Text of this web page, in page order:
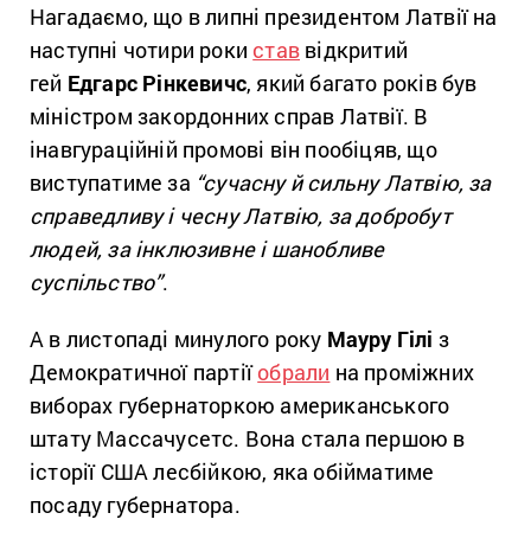
Нагадаємо, що в липні президентом Латвії на
наступні чотири роки став відкритий
гей Едгарс Рінкевичс, який багато років був
міністром закордонних справ Латвії. В
інавгураційній промові він пообіцяв, що
виступатиме за “сучасну й сильну Латвію, за
справедливу і чесну Латвію, за добробут
людей, за інклюзивне і шанобливе
суспільство”.
А в листопаді минулого року Мауру Гілі з
Демократичної партіїобрали на проміжних
виборах губернаторкою американського
штату Массачусетс. Вона стала першою в
історії США лесбійкою, яка обійматиме
посаду губернатора.